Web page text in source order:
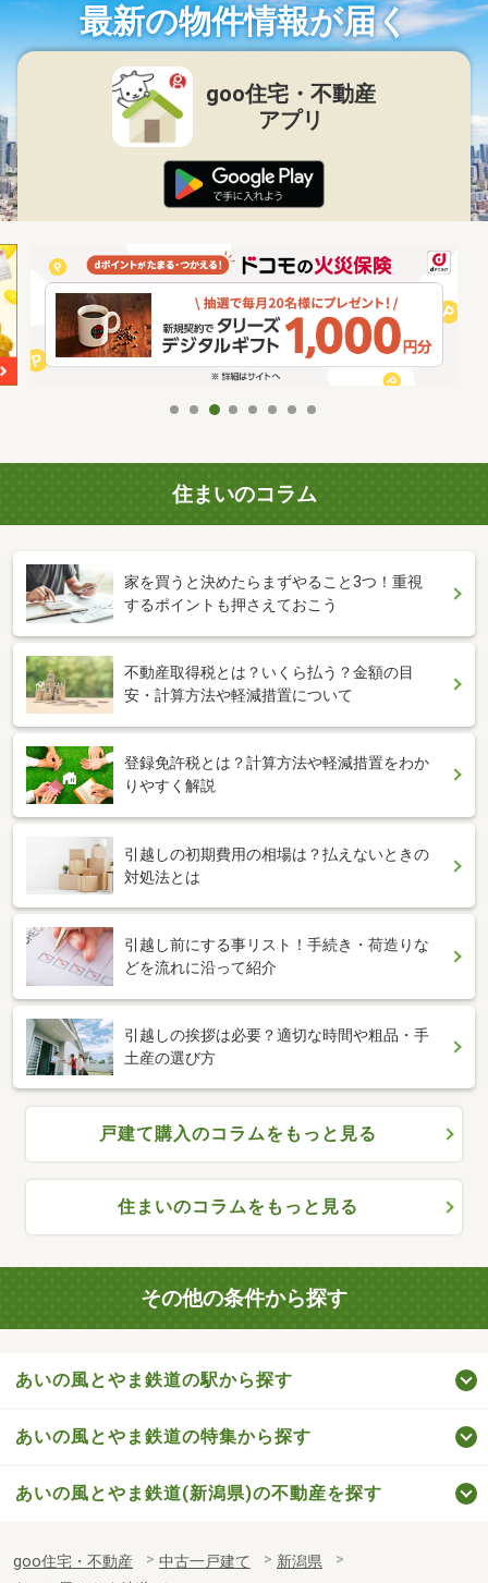
最新の物件情報が届く
goo住宅・不動産
アプリ
住まいのコラム
家を買うと決めたらまずやること3つ！重視
するポイントも押さえておこう
不動産取得税とは？いくら払う？金額の目
安・計算方法や軽減措置について
登録免許税とは？計算方法や軽減措置をわか
りやすく解説
引越しの初期費用の相場は？払えないときの
対処法とは
引越し前にする事リスト！手続き・荷造りな
どを流れに沿って紹介
引越しの挨拶は必要？適切な時間や粗品・手
土産の選び方
戸建て購入のコラムをもっと見る
住まいのコラムをもっと見る
その他の条件から探す
あいの風とやま鉄道の駅から探す
あいの風とやま鉄道の特集から探す
あいの風とやま鉄道(新潟県)の不動産を探す
goo住宅・不動産 中古一戸建て
新潟県